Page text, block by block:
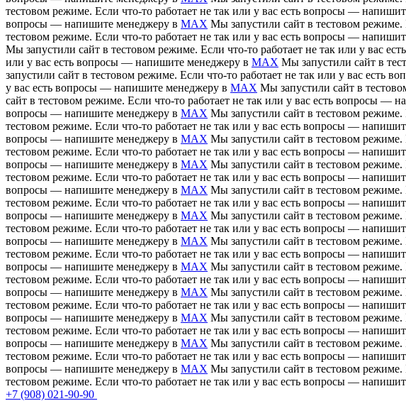
тестовом режиме. Если что-то работает не так или у вас есть вопросы —
вопросы — напишите менеджеру в MAX Мы запустили сайт в тестовом
тестовом режиме. Если что-то работает не так или у вас есть вопросы —
Мы запустили сайт в тестовом режиме. Если что-то работает не так или у вас
или у вас есть вопросы — напишите менеджеру в MAX Мы запустили сайт в
запустили сайт в тестовом режиме. Если что-то работает не так или у вас есть
у вас есть вопросы — напишите менеджеру в MAX Мы запустили сайт в
сайт в тестовом режиме. Если что-то работает не так или у вас есть вопросы —
вопросы — напишите менеджеру в MAX Мы запустили сайт в тестовом
тестовом режиме. Если что-то работает не так или у вас есть вопросы —
вопросы — напишите менеджеру в MAX Мы запустили сайт в тестовом
тестовом режиме. Если что-то работает не так или у вас есть вопросы —
вопросы — напишите менеджеру в MAX Мы запустили сайт в тестовом
тестовом режиме. Если что-то работает не так или у вас есть вопросы —
вопросы — напишите менеджеру в MAX Мы запустили сайт в тестовом
тестовом режиме. Если что-то работает не так или у вас есть вопросы —
вопросы — напишите менеджеру в MAX Мы запустили сайт в тестовом
тестовом режиме. Если что-то работает не так или у вас есть вопросы —
вопросы — напишите менеджеру в MAX Мы запустили сайт в тестовом
тестовом режиме. Если что-то работает не так или у вас есть вопросы —
вопросы — напишите менеджеру в MAX Мы запустили сайт в тестовом
тестовом режиме. Если что-то работает не так или у вас есть вопросы —
вопросы — напишите менеджеру в MAX Мы запустили сайт в тестовом
тестовом режиме. Если что-то работает не так или у вас есть вопросы —
вопросы — напишите менеджеру в MAX Мы запустили сайт в тестовом
тестовом режиме. Если что-то работает не так или у вас есть вопросы —
вопросы — напишите менеджеру в MAX Мы запустили сайт в тестовом
тестовом режиме. Если что-то работает не так или у вас есть вопросы —
вопросы — напишите менеджеру в MAX Мы запустили сайт в тестовом
тестовом режиме. Если что-то работает не так или у вас есть вопросы —
+7 (908) 021-90-90